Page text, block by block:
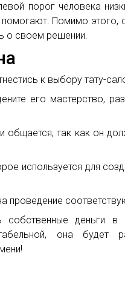
порог человека
Помимо этого,
о своем решении.
к выбору тату-
его мастерство,
общается, так как он
используется для
проведение
деньги в
она будет